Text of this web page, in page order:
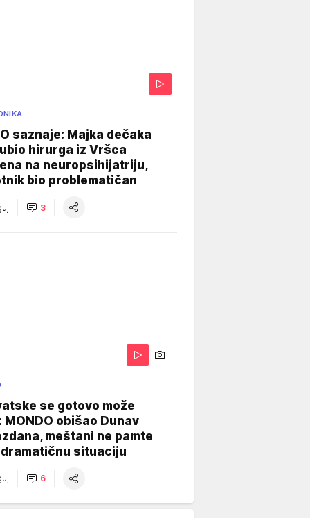
saznaje: Majka dečaka
hirurga iz Vršca
na neuropsihijatriju,
bio problematičan
3
se gotovo može
MONDO obišao Dunav
meštani ne pamte
situaciju
6